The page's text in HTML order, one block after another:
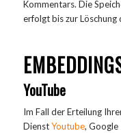
Kommentars. Die
erfolgt bis zur Löschung
YouTube
Im Fall der Erteilung
DienstYoutube, Google